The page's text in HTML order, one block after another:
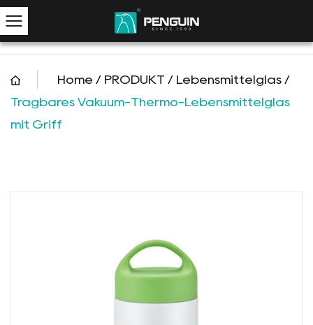
Home / PRODUKT / Lebensmittelglas /
Tragbares Vakuum-Thermo-Lebensmittelglas
mit Griff